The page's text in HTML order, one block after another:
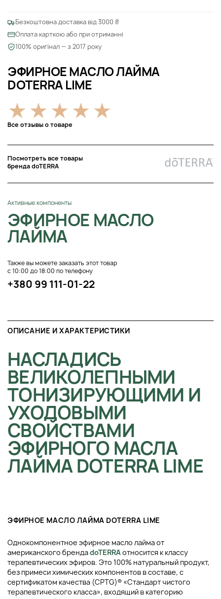
ЭФИРНОЕ МАСЛО ЛАЙМА
DOTERRA LIME
Все отзывы о товаре
Посмотреть все товары
бренда doTERRA
Активные компоненты
ЭФИРНОЕ МАСЛО
ЛАЙМА
Также вы можете заказать этот товар
с 10:00 до 18:00 по телефону
+380 99 111-01-22
Безкоштовна доставка від 3000 ₴
Оплата карткою або при отриманні
100% оригінал — з 2017 року
ОПИСАНИЕ И ХАРАКТЕРИСТИКИ
НАСЛАДИСЬ
ВЕЛИКОЛЕПНЫМИ
ТОНИЗИРУЮЩИМИ И
УХОДОВЫМИ
СВОЙСТВАМИ
ЭФИРНОГО МАСЛА
ЛАЙМА DOTERRA LIME
ЭФИРНОЕ МАСЛО ЛАЙМА DOTERRA LIME
Однокомпонентное эфирное масло лайма от
американского брендаdoTERRAотносится к классу
терапевтических эфиров. Это 100% натуральный продукт,
без примеси химических компонентов в составе, с
сертификатом качества (CPTG)® «Стандарт чистого
терапевтического класса», входящий в категорию